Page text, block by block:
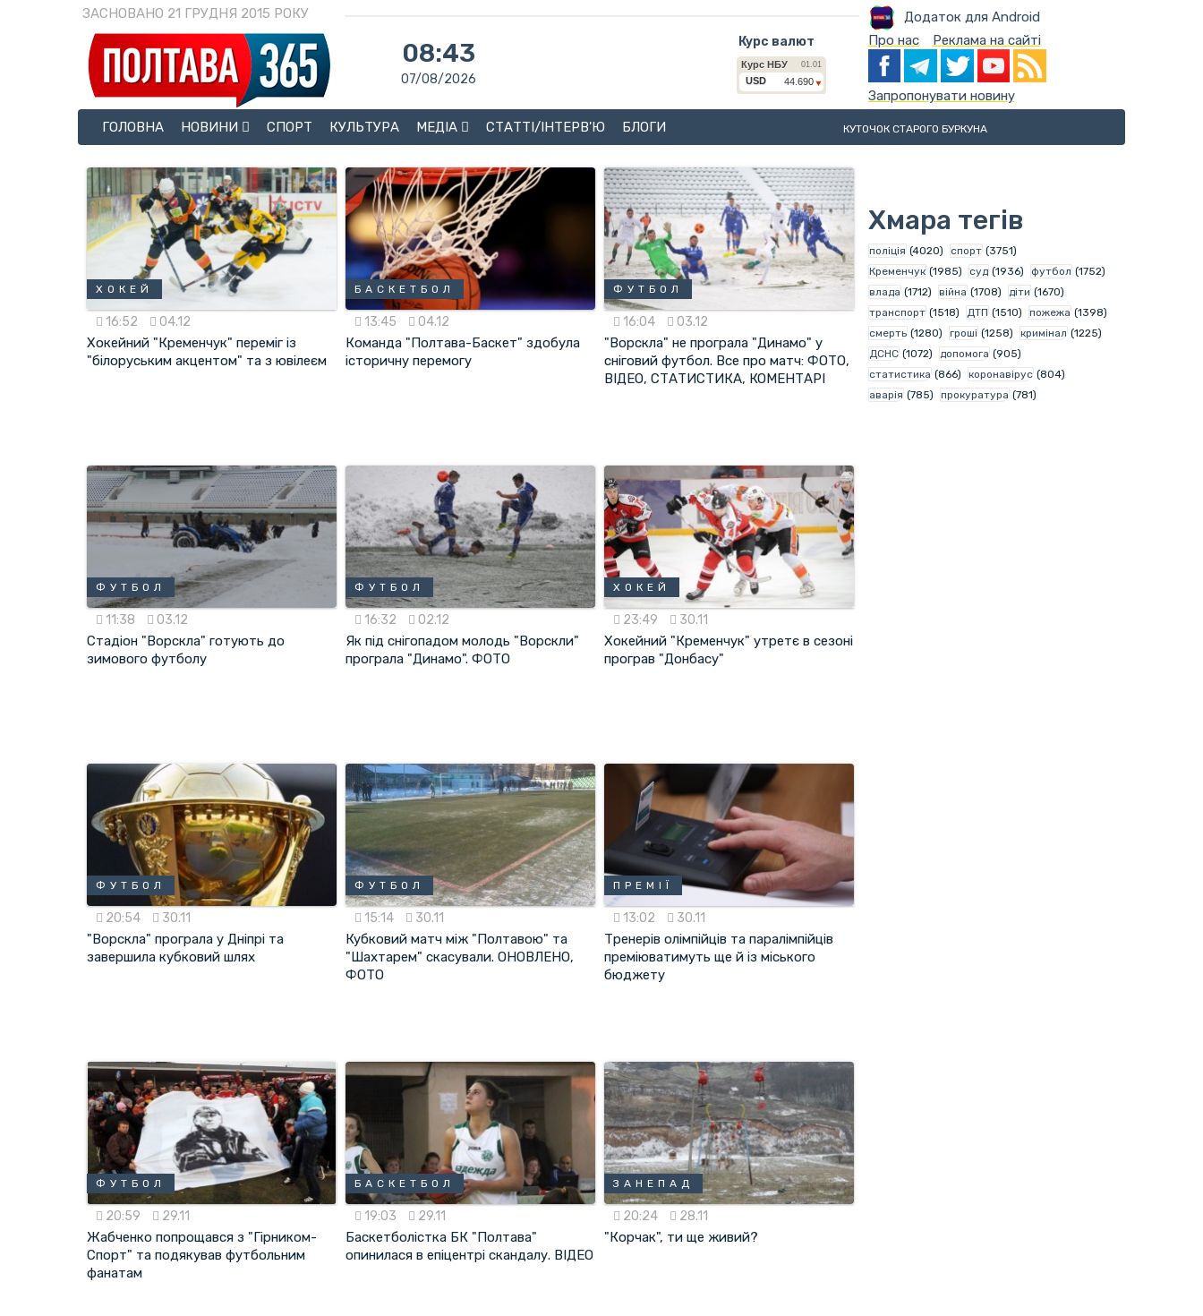
ЗАСНОВАНО 21 ГРУДНЯ 2015 РОКУ Додаток для Android
08:43
07/08/2026
Курс валют Про нас Реклама на сайті
Запропонувати новину
ГОЛОВНА
НОВИНИ СПОРТ КУЛЬТУРА МЕДІА СТАТТІ/ІНТЕРВ'Ю БЛОГИ КУТОЧОК СТАРОГО БУРКУНА
ХОКЕЙ
16:52 04.12
Хокейний "Кременчук" переміг із
"білоруським акцентом" та з ювілеєм
БАСКЕТБОЛ
13:45 04.12
Команда "Полтава-Баскет" здобула
історичну перемогу
ФУТБОЛ
16:04 03.12
"Ворскла" не програла "Динамо" у
сніговий футбол. Все про матч: ФОТО,
ВІДЕО, СТАТИСТИКА, КОМЕНТАРІ
ФУТБОЛ
11:38 03.12
Стадіон "Ворскла" готують до
зимового футболу
ФУТБОЛ
16:32 02.12
Як під снігопадом молодь "Ворскли"
програла "Динамо". ФОТО
ХОКЕЙ
23:49 30.11
Хокейний "Кременчук" утретє в сезоні
програв "Донбасу"
ФУТБОЛ
20:54 30.11
"Ворскла" програла у Дніпрі та
завершила кубковий шлях
ФУТБОЛ
15:14 30.11
Кубковий матч між "Полтавою" та
"Шахтарем" скасували. ОНОВЛЕНО,
ФОТО
ПРЕМІЇ
13:02 30.11
Тренерів олімпійців та паралімпійців
преміюватимуть ще й із міського
бюджету
ФУТБОЛ
20:59 29.11
Жабченко попрощався з "Гірником-
Спорт" та подякував футбольним
фанатам
БАСКЕТБОЛ
19:03 29.11
Баскетболістка БК "Полтава"
опинилася в епіцентрі скандалу. ВІДЕО
ЗАНЕПАД
20:24 28.11
"Корчак", ти ще живий?
Хмара тегів
поліція (4020) спорт (3751)
Кременчук (1985) суд (1936) футбол (1752)
влада (1712) війна (1708) діти (1670)
транспорт (1518) ДТП (1510) пожежа (1398)
смерть (1280) гроші (1258) кримінал (1225)
ДСНС (1072) допомога (905)
статистика (866) коронавірус (804)
аварія (785) прокуратура (781)